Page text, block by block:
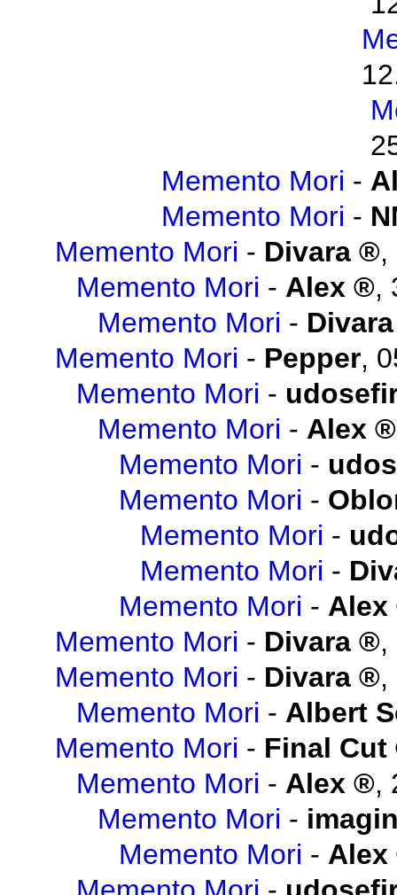
Memento Mori -
Memento Mori -
Memento Mori - Divara ,
Memento Mori - Alex ,
Memento Mori - Divara
Memento Mori - Pepper,
Memento Mori -
Memento Mori - Alex
Memento Mori -
Memento Mori -
Memento Mori -
Memento Mori -
Memento Mori - Alex
Memento Mori - Divara ,
Memento Mori - Divara ,
Memento Mori - Albert
Memento Mori - Final Cut
Memento Mori - Alex ,
Memento Mori -
Memento Mori - Alex